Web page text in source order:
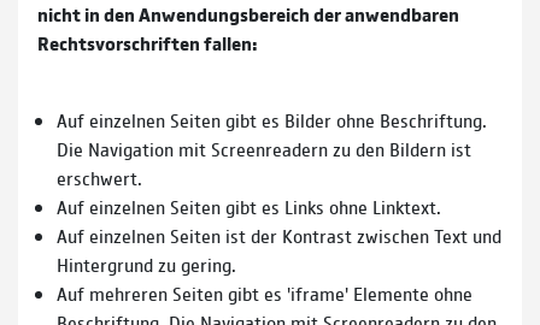
nicht in den Anwendungsbereich der anwendbaren
Rechtsvorschriften fallen:
Auf einzelnen Seiten gibt es Bilder ohne Beschriftung.
Die Navigation mit Screenreadern zu den Bildern ist
erschwert.
Auf einzelnen Seiten gibt es Links ohne Linktext.
Auf einzelnen Seiten ist der Kontrast zwischen Text und
Hintergrund zu gering.
Auf mehreren Seiten gibt es 'iframe' Elemente ohne